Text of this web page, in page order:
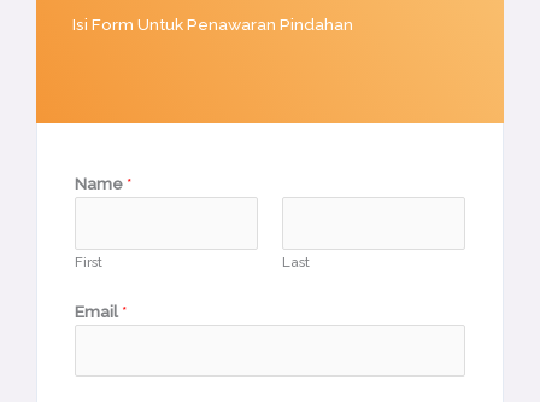
Name *
First Last
Email *
Isi Form Untuk Penawaran Pindahan